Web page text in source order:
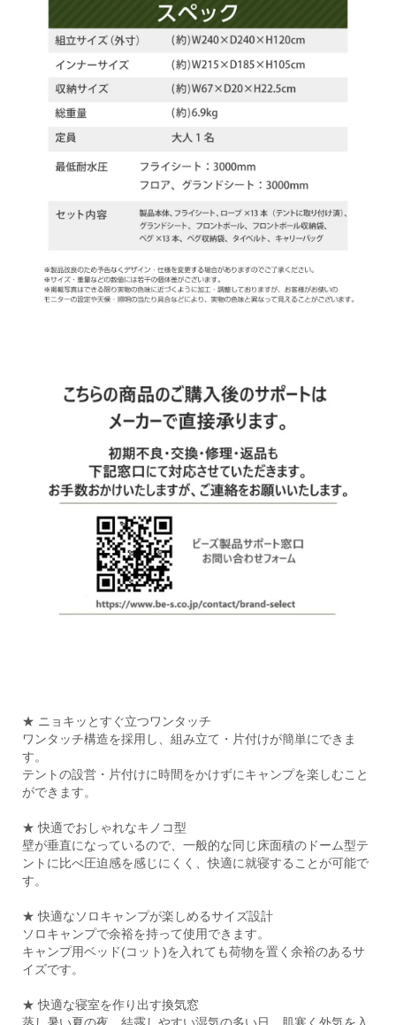
★ ニョキッとすぐ立つワンタッチ
ワンタッチ構造を採用し、組み立て・片付けが簡単にできま
す。
テントの設営・片付けに時間をかけずにキャンプを楽しむこと
ができます。
★ 快適でおしゃれなキノコ型
壁が垂直になっているので、一般的な同じ床面積のドーム型テ
ントに比べ圧迫感を感じにくく、快適に就寝することが可能で
す。
★ 快適なソロキャンプが楽しめるサイズ設計
ソロキャンプで余裕を持って使用できます。
キャンプ用ベッド(コット)を入れても荷物を置く余裕のあるサ
イズです。
★ 快適な寝室を作り出す換気窓